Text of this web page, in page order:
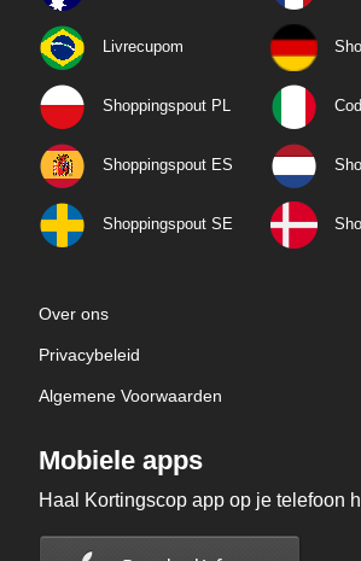
Livrecupom
Shoppingspout PL
Shoppingspout ES
Shoppingspout SE
Over ons
Privacybeleid
Algemene Voorwaarden
Mobiele apps
Haal Kortingscop app op je telefoon